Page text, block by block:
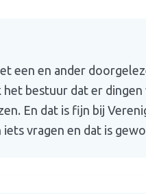
een en ander
bestuur dat er
En dat is fijn bij
vragen en dat is